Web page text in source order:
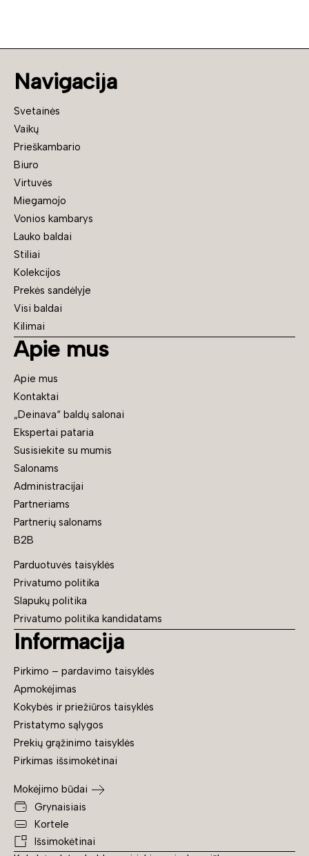
Navigacija
Svetainės
Vaikų
Prieškambario
Biuro
Virtuvės
Miegamojo
Vonios kambarys
Lauko baldai
Stiliai
Kolekcijos
Prekės sandėlyje
Visi baldai
Kilimai
Apie mus
Apie mus
Kontaktai
„Deinava“ baldų salonai
Ekspertai pataria
Susisiekite su mumis
Salonams
Administracijai
Partneriams
Partnerių salonams
B2B
Parduotuvės taisyklės
Privatumo politika
Slapukų politika
Privatumo politika kandidatams
Informacija
Pirkimo – pardavimo taisyklės
Apmokėjimas
Kokybės ir priežiūros taisyklės
Pristatymo sąlygos
Prekių grąžinimo taisyklės
Pirkimas išsimokėtinai
Mokėjimo būdai
Grynaisiais
Kortele
Išsimokėtinai